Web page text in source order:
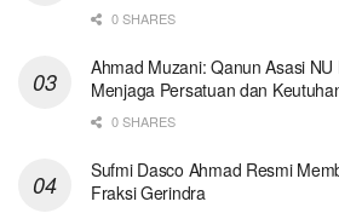
0 SHARES
Ahmad Muzani: Qanun Asasi
Menjaga Persatuan dan
0 SHARES
Sufmi Dasco Ahmad Resmi
Fraksi Gerindra